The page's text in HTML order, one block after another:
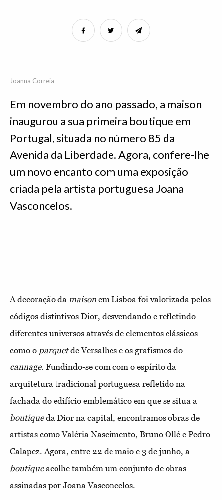
Joanna Correia
Em novembro do ano passado, a maison
inaugurou a sua primeira boutique em
Portugal, situada no número 85 da
Avenida da Liberdade. Agora, confere-lhe
um novo encanto com uma exposição
criada pela artista portuguesa Joana
Vasconcelos.
A decoração da maison em Lisboa foi valorizada pelos
códigos distintivos Dior, desvendando e refletindo
diferentes universos através de elementos clássicos
como o parquetde Versalhes e os grafismos do
cannage. Fundindo-se com com o espírito da
arquitetura tradicional portuguesa refletido na
fachada do edifício emblemático em que se situa a
boutiqueda Dior na capital, encontramos obras de
artistas como Valéria Nascimento, Bruno Ollé e Pedro
Calapez. Agora, entre 22 de maio e 3 de junho, a
boutiqueacolhe também um conjunto de obras
assinadas por Joana Vasconcelos.